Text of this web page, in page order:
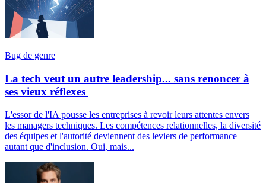
Bug de genre
La tech veut un autre leadership... sans renoncer à
ses vieux réflexes
L'essor de l'IA pousse les entreprises à revoir leurs attentes envers
les managers techniques. Les compétences relationnelles, la diversité
des équipes et l'autorité deviennent des leviers de performance
autant que d'inclusion. Oui, mais...